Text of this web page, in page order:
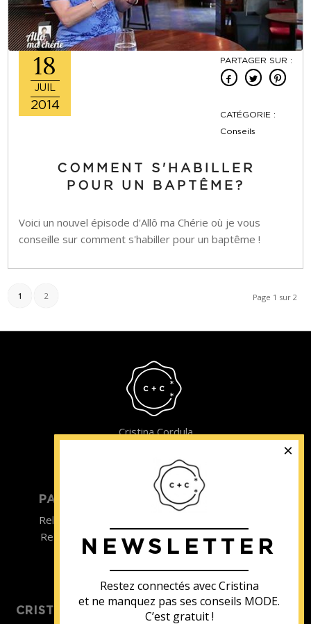
18
JUIL
2014
PARTAGER SUR :
CATÉGORIE :
Conseils
COMMENT S'HABILLER
POUR UN BAPTÊME?
Voici un nouvel épisode d'Allô ma Chérie où je vous
conseille sur comment s'habiller pour un baptême !
Page 1 sur 2
1 2
Cristina Cordula
PARTICULIER
Relooking homme
Relooking femme
ENTREPRISE
ENTREPRISE
Formations
CRISTINA SOUTIENT
NEWSLETTER
Restez connectés avec Cristina
et ne manquez pas ses conseils MODE.
C’est gratuit !